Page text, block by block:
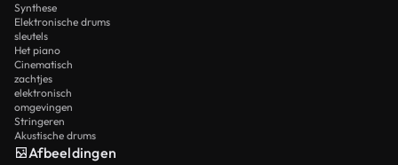
Synthese
Elektronische drums
sleutels
Het piano
Cinematisch
zachtjes
elektronisch
omgevingen
Stringeren
Akustische drums
Afbeeldingen